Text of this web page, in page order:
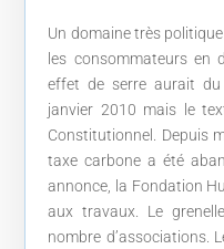
Un domaine très
les consommateurs en
effet de serre aurait
janvier 2010 mais le
Constitutionnel. Depuis
taxe carbone a été
annonce, la Fondation
aux travaux. Le
nombre d’associations.